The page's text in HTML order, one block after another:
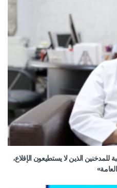
للمدخنين الذين لا يستطيعون الإقلاع،